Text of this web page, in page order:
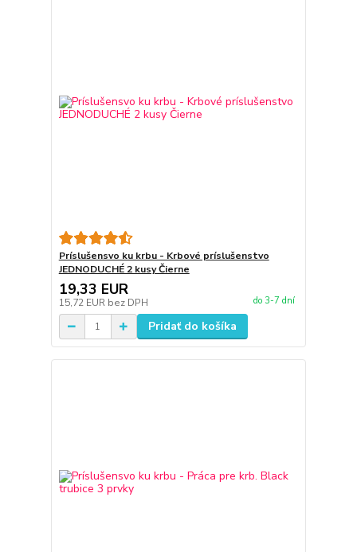
Príslušensvo ku krbu - Krbové príslušenstvo
JEDNODUCHÉ 2 kusy Čierne
19,33 EUR
15,72 EUR bez DPH do 3-7 dní
Pridať do košíka